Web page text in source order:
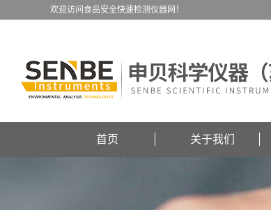
欢迎访问食品安全快速检测仪器网！
首页 关于我们